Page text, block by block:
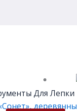
товара
Для Лепки